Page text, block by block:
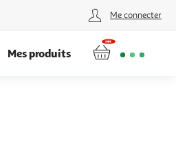
Me connecter
Mes produits